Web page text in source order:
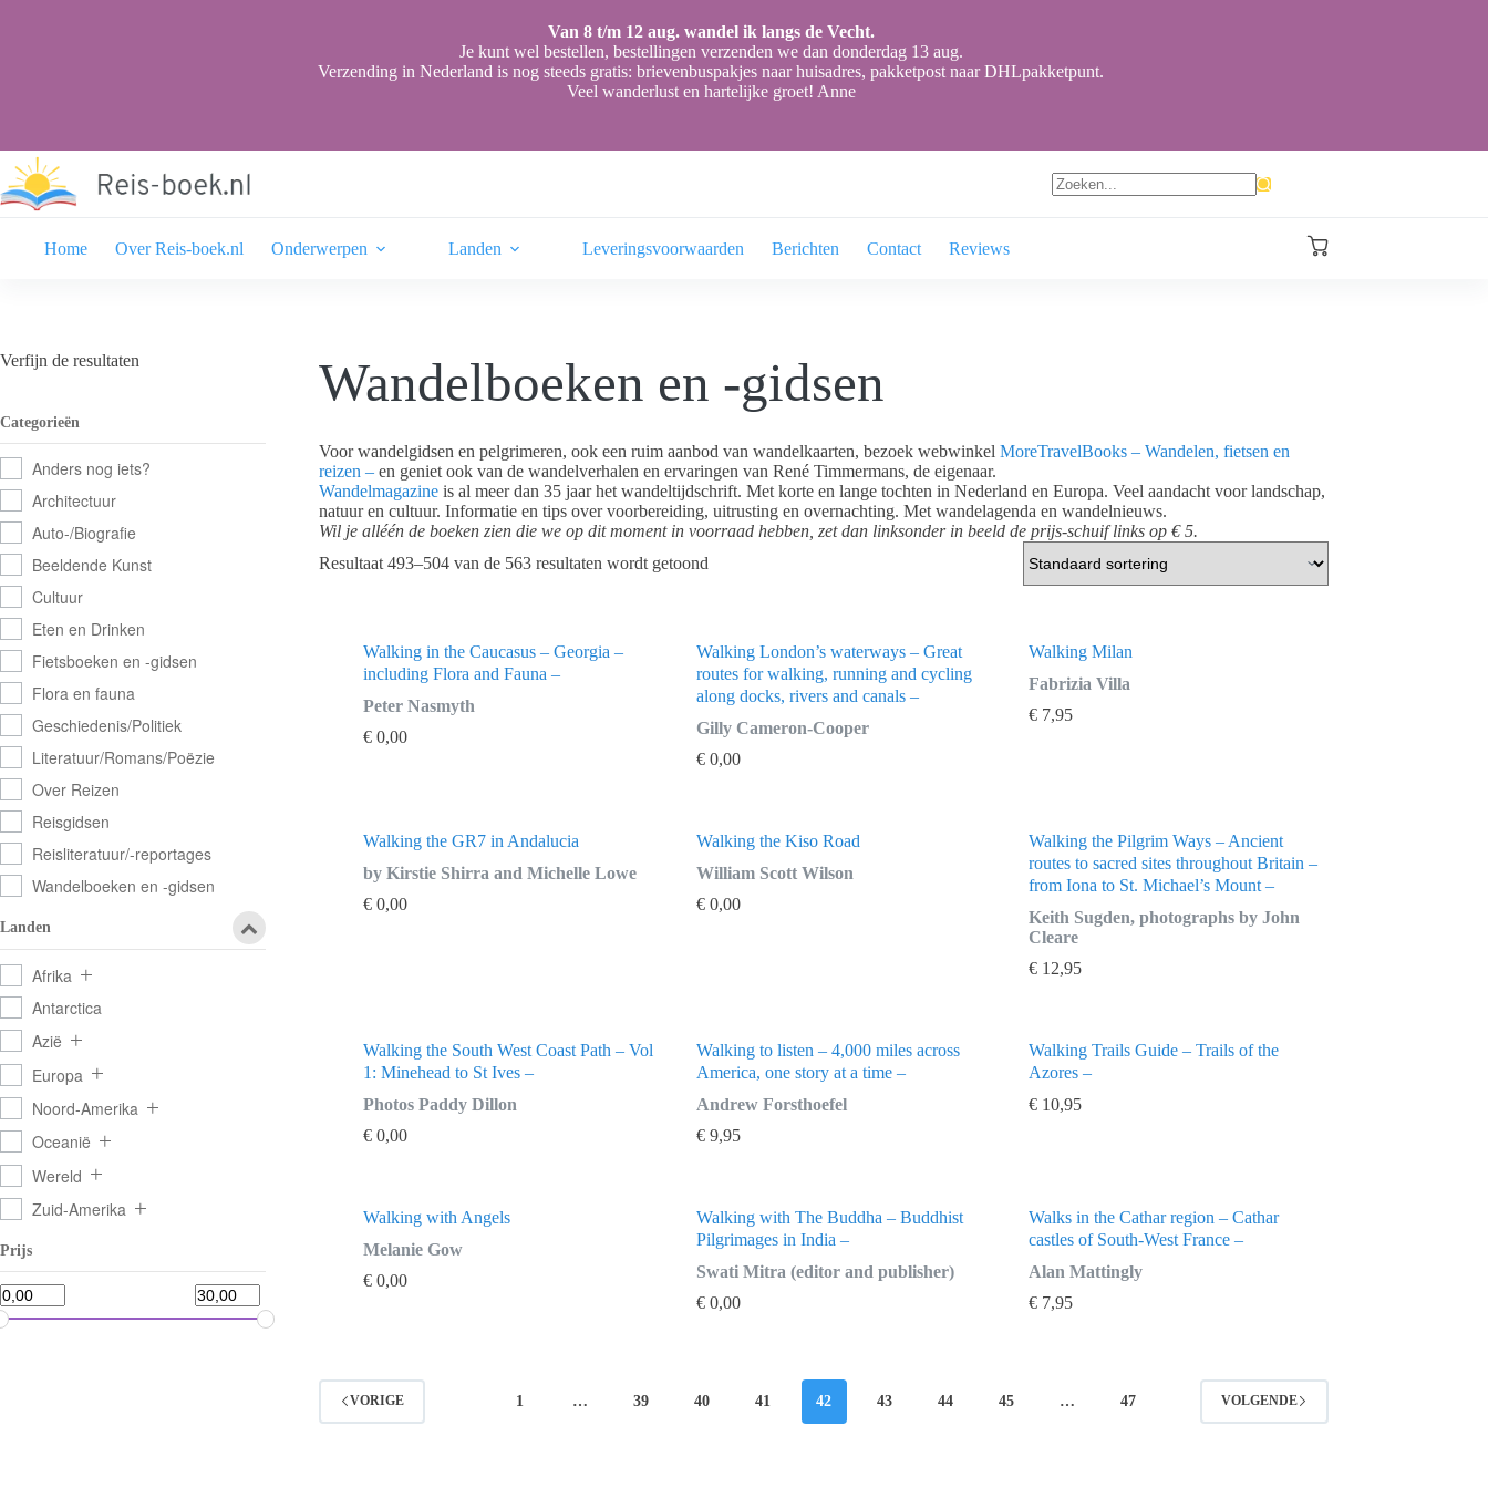
Van 8 t/m 12 aug. wandel ik langs de Vecht.
Je kunt wel bestellen, bestellingen verzenden we dan donderdag 13 aug.
Verzending in Nederland is nog steeds gratis: brievenbuspakjes naar huisadres, pakketpost naar DHLpakketpunt.
Veel wanderlust en hartelijke groet! Anne
Home
Over Reis-boek.nl Onderwerpen Landen Leveringsvoorwaarden Berichten Contact Reviews Winkelwagen
Wandelboeken en -gidsen
Voor wandelgidsen en pelgrimeren, ook een ruim aanbod van wandelkaarten, bezoek webwinkel MoreTravelBooks – Wandelen, fietsen en
reizen – en geniet ook van de wandelverhalen en ervaringen van René Timmermans, de eigenaar.
Wandelmagazine is al meer dan 35 jaar het wandeltijdschrift. Met korte en lange tochten in Nederland en Europa. Veel aandacht voor landschap,
natuur en cultuur. Informatie en tips over voorbereiding, uitrusting en overnachting. Met wandelagenda en wandelnieuws.
Wil je alléén de boeken zien die we op dit moment in voorraad hebben, zet dan linksonder in beeld de prijs-schuif links op € 5.
Resultaat 493–504 van de 563 resultaten wordt getoond
Walking in the Caucasus – Georgia –
including Flora and Fauna –
Peter Nasmyth
€ 0,00
Walking London’s waterways – Great
routes for walking, running and cycling
along docks, rivers and canals –
Gilly Cameron-Cooper
€0,00
Walking Milan
Fabrizia Villa
€ 7,95
Walking the GR7 in Andalucia
by Kirstie Shirra and Michelle Lowe
€ 0,00
Walking the Kiso Road
William Scott Wilson
€0,00
Walking the Pilgrim Ways – Ancient
routes to sacred sites throughout Britain –
from Iona to St. Michael’s Mount –
Keith Sugden, photographs by John
Cleare
€ 12,95
Walking the South West Coast Path – Vol
1: Minehead to St Ives –
Photos Paddy Dillon
€ 0,00
Walking to listen – 4,000 miles across
America, one story at a time –
Andrew Forsthoefel
€9,95
Walking Trails Guide – Trails of the
Azores –
€ 10,95
Walking with Angels
Melanie Gow
€ 0,00
Walking with The Buddha – Buddhist
Pilgrimages in India –
Swati Mitra (editor and publisher)
€0,00
Walks in the Cathar region – Cathar
castles of South-West France –
Alan Mattingly
€ 7,95
VORIGE 1 … 39 40 41 42 43 44 45 … 47 VOLGENDE
Verfijn de resultaten
Categorieën
Anders nog iets?
Architectuur
Auto-/Biografie
Beeldende Kunst
Cultuur
Eten en Drinken
Fietsboeken en -gidsen
Flora en fauna
Geschiedenis/Politiek
Literatuur/Romans/Poëzie
Over Reizen
Reisgidsen
Reisliteratuur/-reportages
Wandelboeken en -gidsen
Landen
Afrika
Antarctica
Azië
Europa
Noord-Amerika
Oceanië
Wereld
Zuid-Amerika
Prijs